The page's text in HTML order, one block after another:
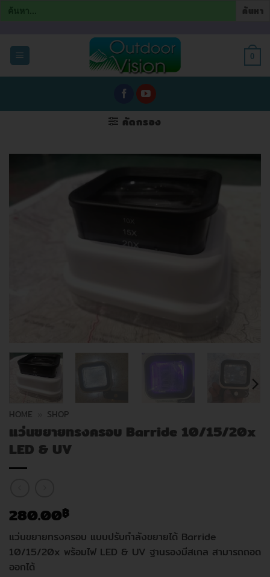
Search
for:
0
คัดกรอง
HOME SHOP
แว่นขยายทรงครอบ Barride 10/15/20x
LED & UV
280.00฿
แว่นขยายทรงครอบ แบบปรับกำลังขยายได้ Barride
10/15/20x พร้อมไฟ LED & UV ฐานรองมีสเกล สามารถถอด
ออกได้